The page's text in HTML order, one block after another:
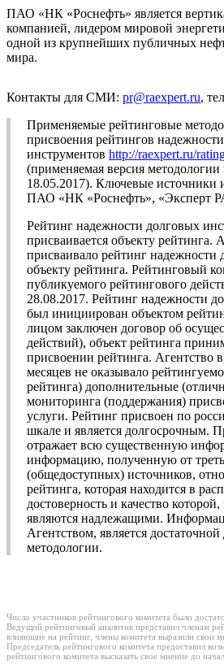
ПАО «НК «Роснефть» является
компанией, лидером мировой
одной из крупнейших публичных
мира.
Контакты для СМИ: pr@raexpert.ru,
Применяемые рейтинговые
присвоения рейтингов
инструментов http://raexpert.ru/
(применяемая версия методологии
18.05.2017). Ключевые
ПАО «НК «Роснефть», «Эксперт
Рейтинг надежности долговых
присваивается объекту рейтинга.
присваивало рейтинг надежности
объекту рейтинга. Рейтинговый
публикуемого рейтингового
28.08.2017. Рейтинг надежности
был инициирован объектом
лицом заключен договор об
действий), объект рейтинга
присвоении рейтинга. Агентство
месяцев не оказывало
рейтинга) дополнительные
мониторинга (поддержания)
услуги. Рейтинг присвоен по
шкале и является долгосрочным.
отражает всю существенную
информацию, полученную от
(общедоступных) источников,
рейтинга, которая находится в
достоверность и качество
являются надлежащими.
Агентством, является
методологии.
Число участников рейтингового комитета было
Ведущий рейтинговый аналитик представил членам
влияющие на рейтинг, члены комитета выразили свои
Председатель рейтингового комитета предоставил
рейтингового комитета высказать свое мнение до